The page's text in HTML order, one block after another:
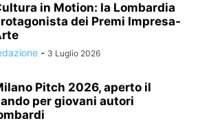
in Motion: la Lombardia
dei Premi Impresa-
- 3 Luglio 2026
Pitch 2026, aperto il
per giovani autori